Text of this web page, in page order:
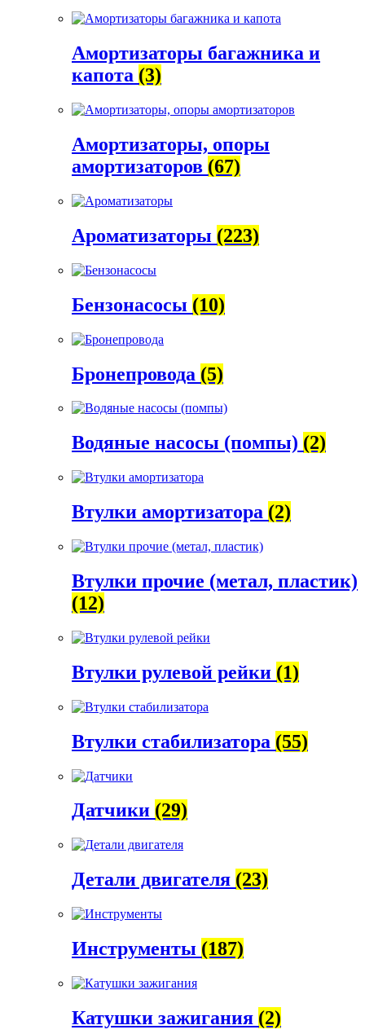
Амортизаторы багажника и
капота (3)
Амортизаторы, опоры
амортизаторов (67)
Ароматизаторы (223)
Бензонасосы (10)
Бронепровода (5)
Водяные насосы (помпы) (2)
Втулки амортизатора (2)
Втулки прочие (метал, пластик)
(12)
Втулки рулевой рейки (1)
Втулки стабилизатора (55)
Датчики (29)
Детали двигателя (23)
Инструменты (187)
Катушки зажигания (2)